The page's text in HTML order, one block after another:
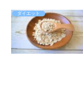
ダイエット